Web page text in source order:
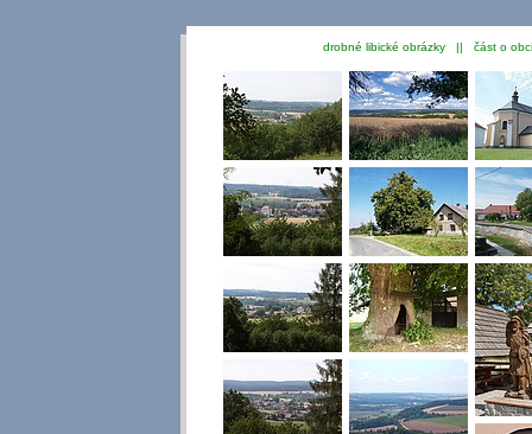
drobné libické obrázky || část o